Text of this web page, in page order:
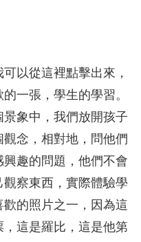
以從這裡點擊出來，
一張，學生的學習。
象中，我們放開孩子
念，相對地，問他們
趣的問題，他們不會
察東西，實際體驗學
的照片之一，因為這
這是羅比，這是他第